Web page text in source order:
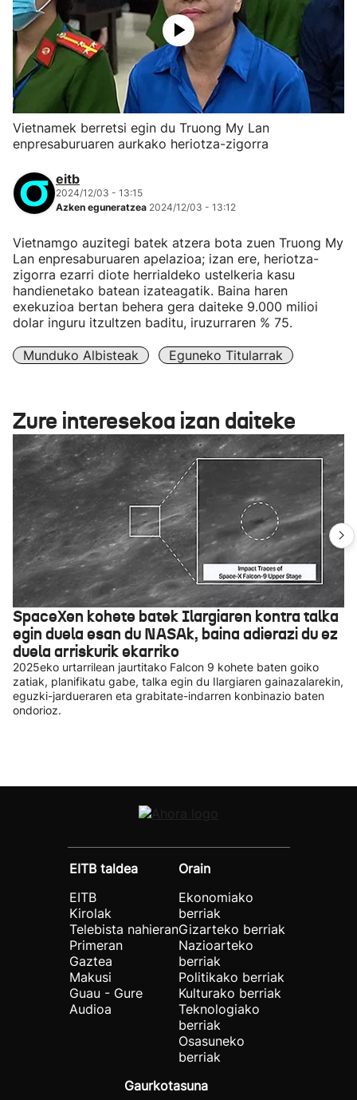
Vietnamek berretsi egin du Truong My Lan
enpresaburuaren aurkako heriotza-zigorra
eitb
2024/12/03 - 13:15
Azken eguneratzea 2024/12/03 - 13:12
Vietnamgo auzitegi batek atzera bota zuen Truong My
Lan enpresaburuaren apelazioa; izan ere, heriotza-
zigorra ezarri diote herrialdeko ustelkeria kasu
handienetako batean izateagatik. Baina haren
exekuzioa bertan behera gera daiteke 9.000 milioi
dolar inguru itzultzen baditu, iruzurraren % 75.
Munduko Albisteak Eguneko Titularrak
Zure interesekoa izan daiteke
SpaceXen kohete batek Ilargiaren kontra talka
egin duela esan du NASAk, baina adierazi du ez
duela arriskurik ekarriko
2025eko urtarrilean jaurtitako Falcon 9 kohete baten goiko
zatiak, planifikatu gabe, talka egin du Ilargiaren gainazalarekin,
eguzki-jardueraren eta grabitate-indarren konbinazio baten
ondorioz.
EITB taldea
EITB
Kirolak
Telebista nahieran
Primeran
Gaztea
Makusi
Guau - Gure
Audioa
Orain
Ekonomiako
berriak
Gizarteko berriak
Nazioarteko
berriak
Politikako berriak
Kulturako berriak
Teknologiako
berriak
Osasuneko
berriak
Gaurkotasuna